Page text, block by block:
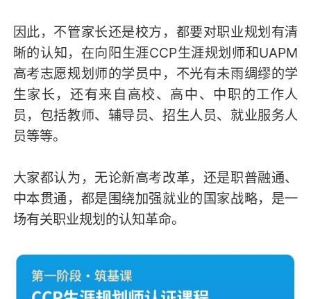
因此，不管家长还是校方，都要对职业规划有清
晰的认知，在向阳生涯CCP生涯规划师和UAPM
高考志愿规划师的学员中，不光有未雨绸缪的学
生家长，还有来自高校、高中、中职的工作人
员，包括教师、辅导员、招生人员、就业服务人
员等等。
大家都认为，无论新高考改革，还是职普融通、
中本贯通，都是围绕加强就业的国家战略，是一
场有关职业规划的认知革命。